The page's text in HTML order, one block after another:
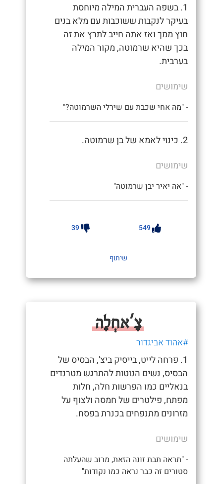
1. בשפה העברית המילה מיוחסת
בעיקר לנקבות ששוכבות עם מלא בנים
חוץ ממך ואז אתה חייב לתרץ את זה
בכך שהיא שרמוטה, מקור המילה
בערבית.
שימושים
- "מה אחי שכבת עם שירלי השרמוטה?"
2. כינוי לאמא של בן שרמוטה.
שימושים
- "אה יאיר יבן שרמוטה"
549
39
שיתוף
צָ'אחְלָה
#אהוד אביגדור
1. פרחה לייט, בייסיק ביצ', הבסיס של
הבסיס, נשים הנוטות להתרגש מטרנדים
בנאליים כמו הפרשות חלה, חלות
מפתח, פילטרים של חמסה ולצוף על
מזרונים מתנפחים בכנרת בפסח.
שימושים
- "תראה תבת זונה הזאת, מרוב שהעלתה
סטורים זה כבר נראה כמו נקודות"